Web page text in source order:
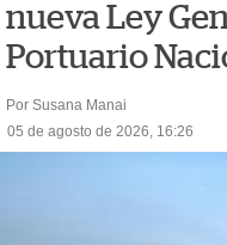
nueva Ley
Portuario
Por Susana Manai
05 de agosto de 2026, 16:26